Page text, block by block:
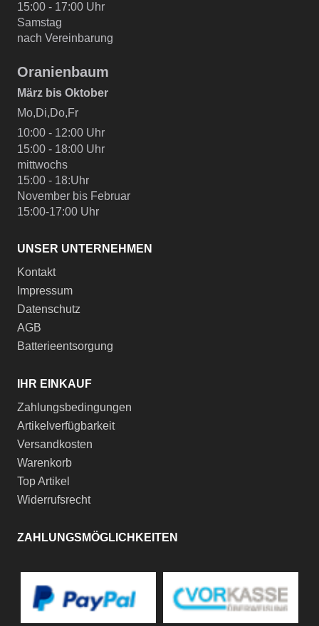
15:00 - 17:00 Uhr
Samstag
nach Vereinbarung
Oranienbaum
März bis Oktober
Mo,Di,Do,Fr
10:00 - 12:00 Uhr
15:00 - 18:00 Uhr
mittwochs
15:00 - 18:Uhr
November bis Februar
15:00-17:00 Uhr
UNSER UNTERNEHMEN
Kontakt
Impressum
Datenschutz
AGB
Batterieentsorgung
IHR EINKAUF
Zahlungsbedingungen
Artikelverfügbarkeit
Versandkosten
Warenkorb
Top Artikel
Widerrufsrecht
ZAHLUNGSMÖGLICHKEITEN